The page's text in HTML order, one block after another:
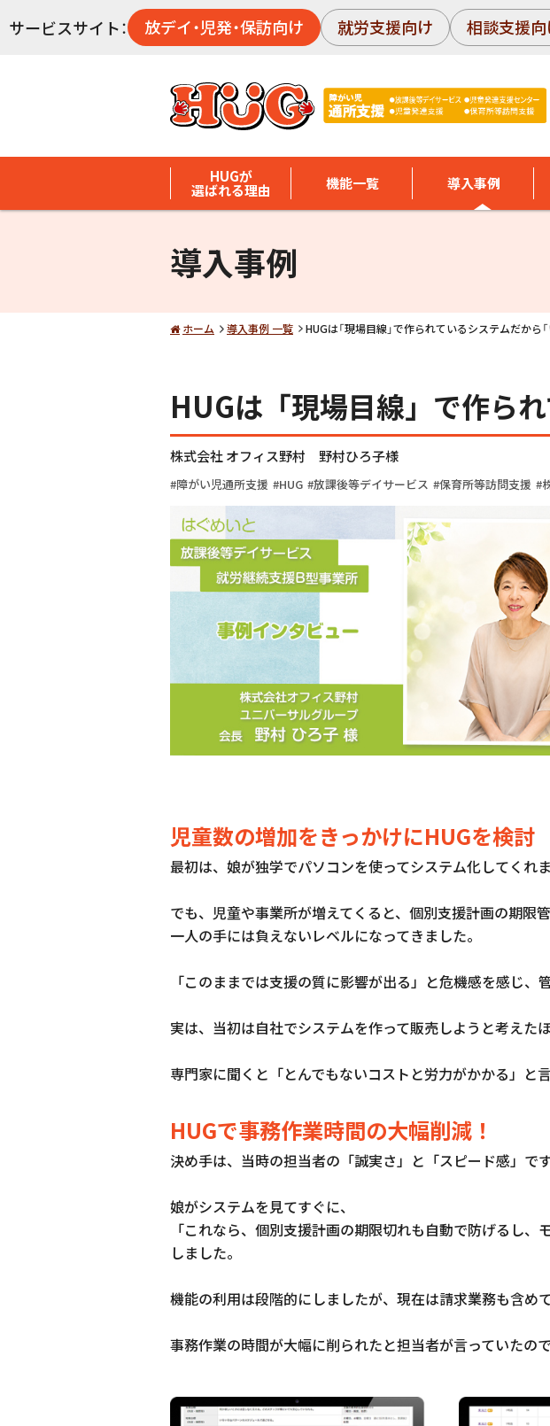
サービスサイト： 放デイ・児発・保訪向け 就労支援向け 相談支援向
HUGが
選ばれる理由 機能一覧 導入事例
導入事例
ホーム 導入事例 一覧 HUGは「現場目線」で作られているシステムだから「
HUGは「現場目線」で作ら
株式会社 オフィス野村 野村ひろ子様
障がい児通所支援 HUG 放課後等デイサービス 保育所等訪問支援
児童数の増加をきっかけにHUGを検討
最初は、娘が独学でパソコンを使ってシステム化してくれま
でも、児童や事業所が増えてくると、個別支援計画の期限
一人の手には負えないレベルになってきました。
「このままでは支援の質に影響が出る」と危機感を感じ、
実は、当初は自社でシステムを作って販売しようと考えた
専門家に聞くと「とんでもないコストと労力がかかる」と
HUGで事務作業時間の大幅削減！
決め手は、当時の担当者の「誠実さ」と「スピード感」で
娘がシステムを見てすぐに、
「これなら、個別支援計画の期限切れも自動で防げるし
しました。
機能の利用は段階的にしましたが、現在は請求業務も含め
事務作業の時間が大幅に削られたと担当者が言っていたの